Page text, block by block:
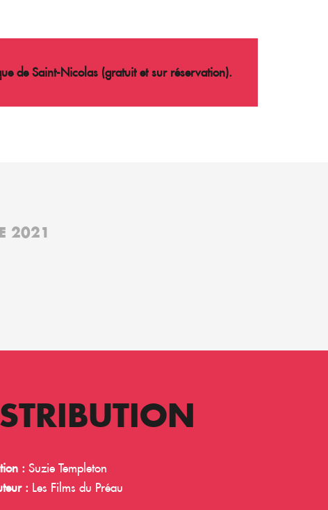
de Saint-Nicolas (gratuit et sur réservation).
2021
: Suzie Templeton
: Les Films du Préau